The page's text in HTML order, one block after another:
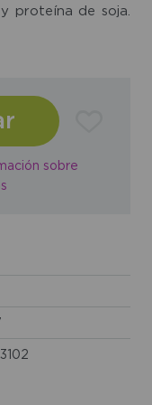
proteína de soja.
agradable y
y la proteína de
una bebida
alimentación
sobre